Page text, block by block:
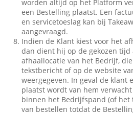
worden altijd op het Platform
een Bestelling plaatst. Een
en servicetoeslag kan bij
aangevraagd.
Indien de Klant kiest voor het
dan dient hij op de gekozen tijd
afhaallocatie van het Bedrijf,
tekstbericht of op de website
weergegeven. In geval de klant
plaatst wordt van hem
binnen het Bedrijfspand (of het
van bestellen totdat de